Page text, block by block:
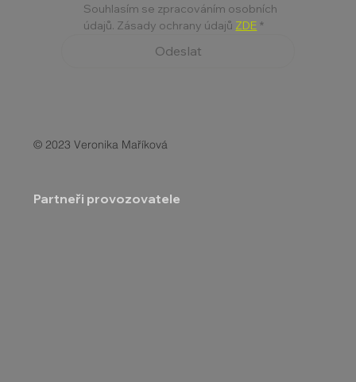
Souhlasím se zpracováním osobních
údajů. Zásady ochrany údajů ZDE *
Odeslat
© 2023 Veronika Maříková
Partneři provozovatele